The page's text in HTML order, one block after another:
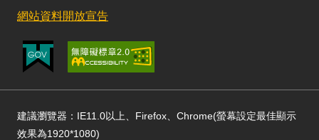
網站資料開放宣告
建議瀏覽器：IE11.0以上、Firefox、Chrome(螢幕設定最佳顯示
效果為1920*1080)